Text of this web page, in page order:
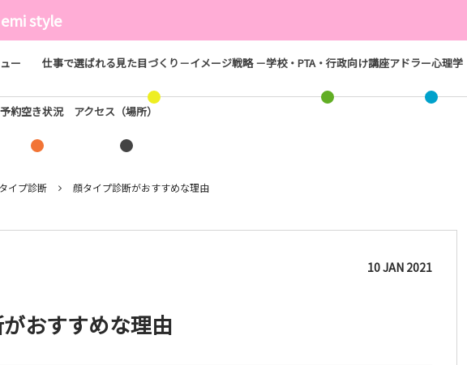
style
ュー 仕事で選ばれる見た目づくり－イメージ戦略 －学校・PTA・行政向け講座アドラー心理学
予約空き状況 アクセス（場所）
イプ診断 顔タイプ診断がおすすめな理由
10JAN 2021
おすすめな理由